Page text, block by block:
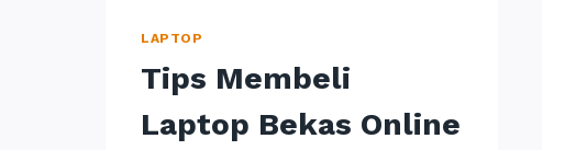
LAPTOP
Tips Membeli
Laptop Bekas Online